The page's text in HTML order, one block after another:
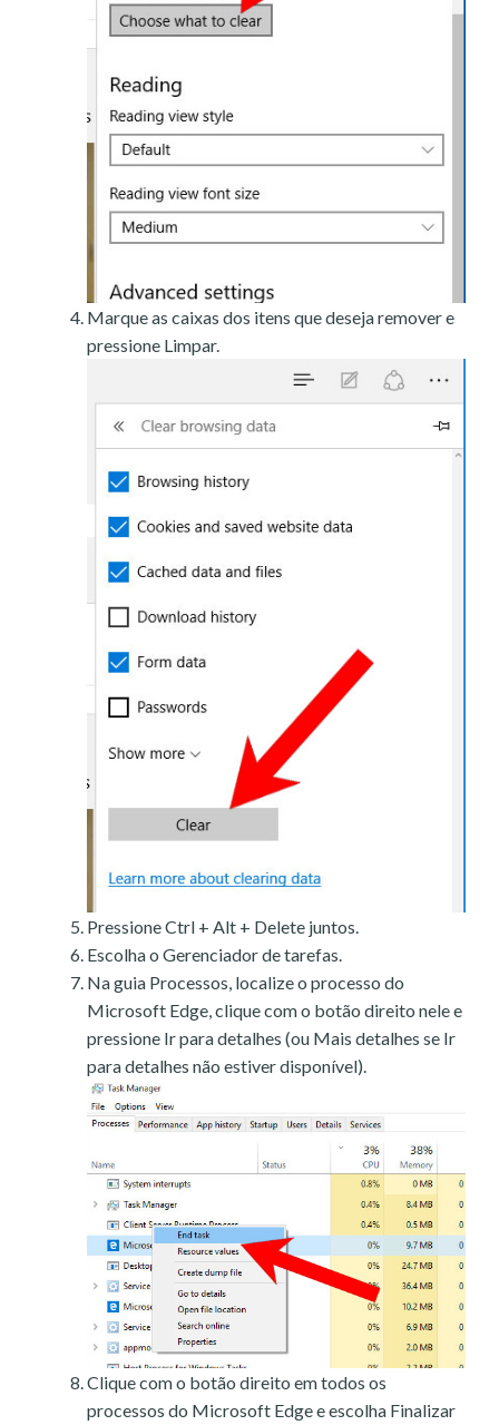
Marque as caixas dos itens que deseja remover e
pressione Limpar.
Pressione Ctrl + Alt + Delete juntos.
Escolha o Gerenciador de tarefas.
Na guia Processos, localize o processo do
Microsoft Edge, clique com o botão direito nele e
pressione Ir para detalhes (ou Mais detalhes se Ir
para detalhes não estiver disponível).
Clique com o botão direito em todos os
processos do Microsoft Edge e escolha Finalizar